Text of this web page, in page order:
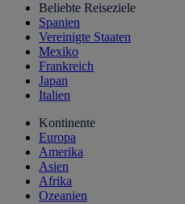
Beliebte Reiseziele
Spanien
Vereinigte Staaten
Mexiko
Frankreich
Japan
Italien
Kontinente
Europa
Amerika
Asien
Afrika
Ozeanien